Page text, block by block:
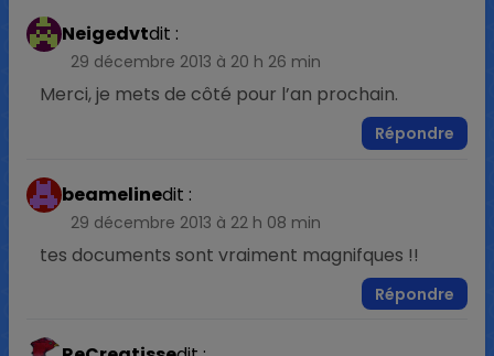
Neigedvtdit :
29 décembre 2013 à 20 h 26 min
Merci, je mets de côté pour l’an prochain.
Répondre
beamelinedit :
29 décembre 2013 à 22 h 08 min
tes documents sont vraiment magnifques !!
Répondre